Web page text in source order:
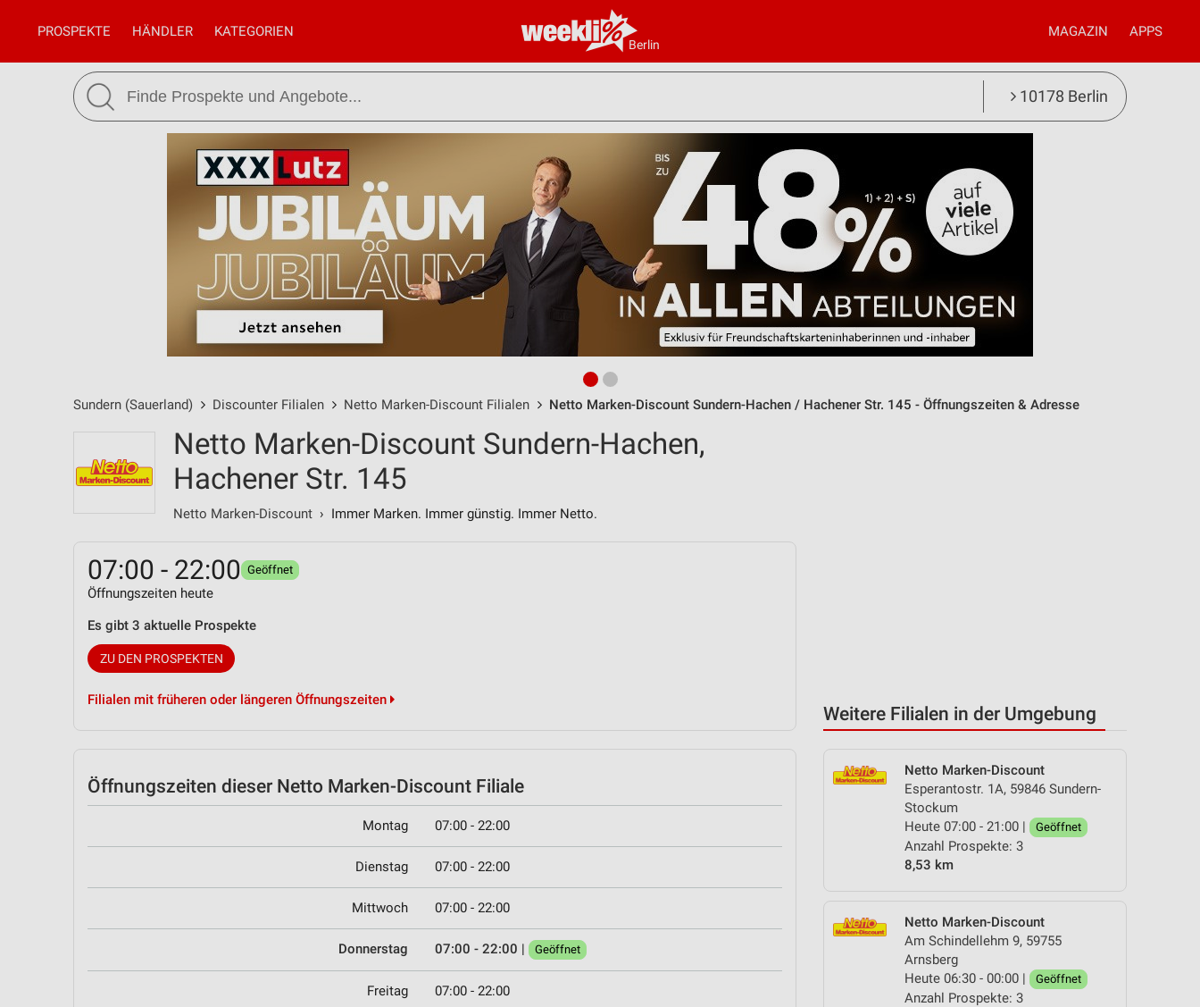
Berlin
PROSPEKTE HÄNDLER KATEGORIEN MAGAZIN APPS
10178 Berlin
Sundern (Sauerland) Discounter Filialen Netto Marken-Discount Filialen Netto Marken-Discount Sundern-Hachen / Hachener Str. 145 - Öffnungszeiten & Adresse
Weitere Filialen in der Umgebung
Netto Marken-Discount
Esperantostr. 1A, 59846 Sundern-
Stockum
Heute 07:00 - 21:00 |
Geöffnet
Anzahl Prospekte: 3
8,53 km
Netto Marken-Discount
Am Schindellehm 9, 59755
Arnsberg
Heute 06:30 - 00:00 |
Geöffnet
Anzahl Prospekte: 3
Netto Marken-Discount Sundern-Hachen,
Hachener Str. 145
Netto Marken-Discount › Immer Marken. Immer günstig. Immer Netto.
07:00 - 22:00 Geöffnet
Öffnungszeiten heute
Es gibt 3 aktuelle Prospekte
ZU DEN PROSPEKTEN
Filialen mit früheren oder längeren Öffnungszeiten
Öffnungszeiten dieser Netto Marken-Discount Filiale
Montag 07:00 - 22:00
Dienstag 07:00 - 22:00
Mittwoch 07:00 - 22:00
Donnerstag 07:00 - 22:00 | Geöffnet
Freitag 07:00 - 22:00